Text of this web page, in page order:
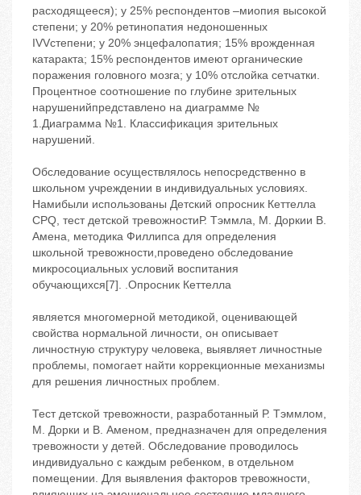
расходящееся); у 25% респондентов –миопия высокой
степени; у 20% ретинопатия недоношенных
IVVстепени; у 20% энцефалопатия; 15% врожденная
катаракта; 15% респондентов имеют органические
поражения головного мозга; у 10% отслойка сетчатки.
Процентное соотношение по глубине зрительных
нарушенийпредставлено на диаграмме №
1.Диаграмма №1. Классификация зрительных
нарушений.
Обследование осуществлялось непосредственно в
школьном учреждении в индивидуальных условиях.
Намибыли использованы Детский опросник Кеттелла
CPQ, тест детской тревожностиР. Тэммла, М. Доркии В.
Амена, методика Филлипса для определения
школьной тревожности,проведено обследование
микросоциальных условий воспитания
обучающихся[7]. .Опросник Кеттелла
является многомерной методикой, оценивающей
свойства нормальной личности, он описывает
личностную структуру человека, выявляет личностные
проблемы, помогает найти коррекционные механизмы
для решения личностных проблем.
Тест детской тревожности, разработанный Р. Тэммлом,
М. Дорки и В. Аменом, предназначен для определения
тревожности у детей. Обследование проводилось
индивидуально с каждым ребенком, в отдельном
помещении. Для выявления факторов тревожности,